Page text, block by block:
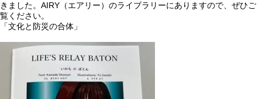
きました。AIRY（エアリー）のライブラリーにありますので、ぜひご
覧ください。
「文化と防災の合体」